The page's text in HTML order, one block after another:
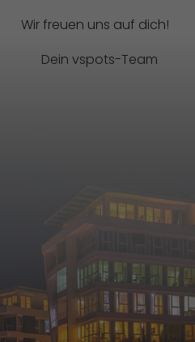
Wir freuen uns auf dich!
Dein vspots-Team